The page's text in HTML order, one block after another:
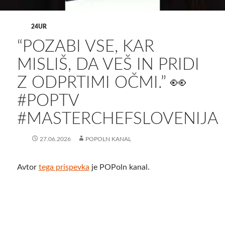
24UR
“POZABI VSE, KAR
MISLIŠ, DA VEŠ IN PRIDI
Z ODPRTIMI OČMI.” 👀
#POPTV
#MASTERCHEFSLOVENIJA
27.06.2026 POPOLN KANAL
Avtor tega prispevka je POPoln kanal.